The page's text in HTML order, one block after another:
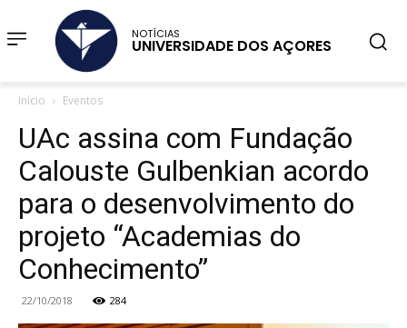
NOTÍCIAS
UNIVERSIDADE DOS AÇORES
Início Eventos
UAc assina com Fundação
Calouste Gulbenkian acordo
para o desenvolvimento do
projeto “Academias do
Conhecimento”
22/10/2018 284